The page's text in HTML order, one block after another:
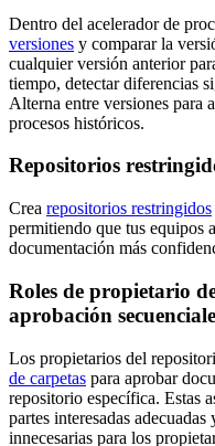
Dentro del acelerador de
versiones y comparar la
cualquier versión anterior
tiempo, detectar diferencias
Alterna entre versiones para
procesos históricos.
Repositorios
Crea repositorios restringidos
permitiendo que tus equipos
documentación más
Roles de propietario
aprobación
Los propietarios del
de carpetas para aprobar
repositorio específica. Estas
partes interesadas
innecesarias para los